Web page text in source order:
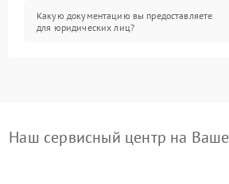
Какую документацию вы предоставляете
для юридических лиц?
Наш сервисный центр на